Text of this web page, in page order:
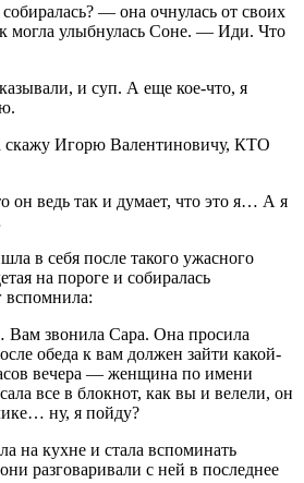
— она очнулась от своих
могла улыбнулась Соне. — Иди. Что
и суп. А еще кое-что, я
скажу Игорю Валентиновичу, КТО
он ведь так и думает, что это я… А я
в себя после такого ужасного
на пороге и собиралась
вспомнила:
звонила Сара. Она просила
обеда к вам должен зайти какой-
вечера — женщина по имени
все в блокнот, как вы и велели, он
ну, я пойду?
на кухне и стала вспоминать
разговаривали с ней в последнее